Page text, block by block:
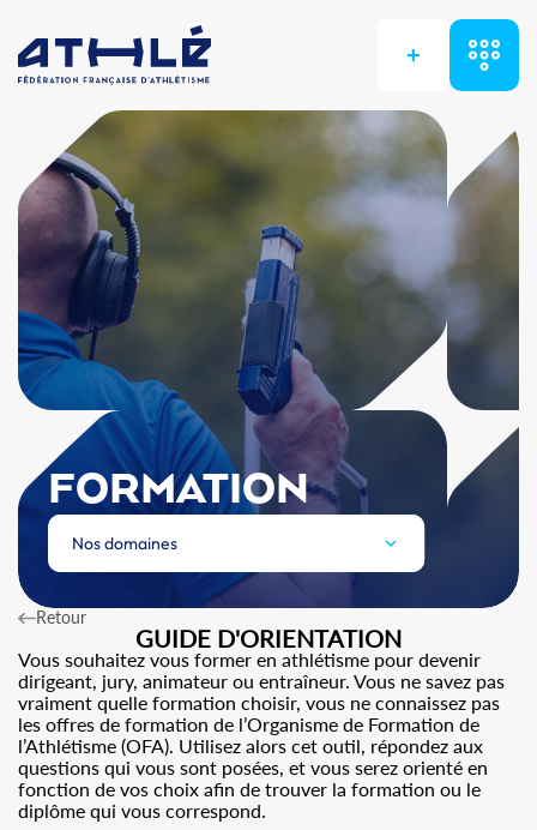
+
FORMATION
Nos domaines
Retour
GUIDE D'ORIENTATION
Vous souhaitez vous former en athlétisme pour devenir
dirigeant, jury, animateur ou entraîneur. Vous ne savez pas
vraiment quelle formation choisir, vous ne connaissez pas
les offres de formation de l’Organisme de Formation de
l’Athlétisme (OFA). Utilisez alors cet outil, répondez aux
questions qui vous sont posées, et vous serez orienté en
fonction de vos choix afin de trouver la formation ou le
diplôme qui vous correspond.